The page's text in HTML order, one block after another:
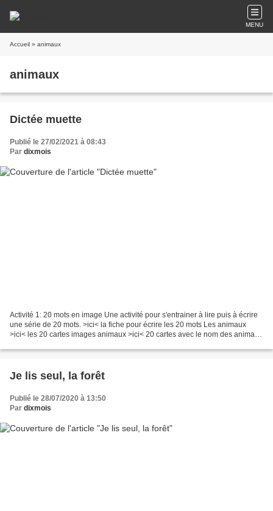
MENU
Accueil » animaux
animaux
Dictée muette
Publié le 27/02/2021 à 08:43
Par dixmois
Activité 1: 20 mots en image Une activité pour s'entrainer à lire puis à écrire
une série de 20 mots. >ici< la fiche pour écrire les 20 mots Les animaux
>ici< les 20 cartes images animaux >ici< 20 cartes avec le nom des animaux
Je lis seul, la forêt
Publié le 28/07/2020 à 13:50
Par dixmois